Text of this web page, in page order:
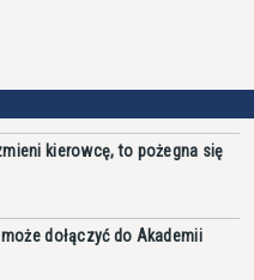
kierowcę, to pożegna się
dołączyć do Akademii